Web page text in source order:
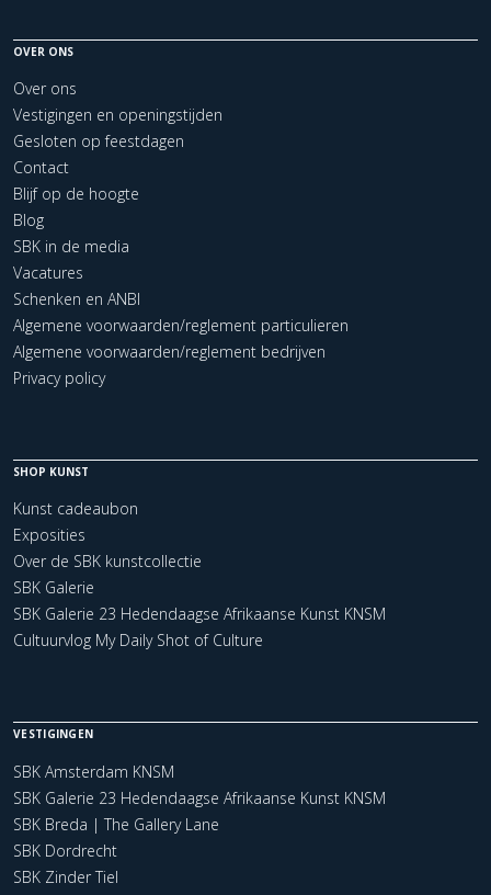
OVER ONS
Over ons
Vestigingen en openingstijden
Gesloten op feestdagen
Contact
Blijf op de hoogte
Blog
SBK in de media
Vacatures
Schenken en ANBI
Algemene voorwaarden/reglement particulieren
Algemene voorwaarden/reglement bedrijven
Privacy policy
SHOP KUNST
Kunst cadeaubon
Exposities
Over de SBK kunstcollectie
SBK Galerie
SBK Galerie 23 Hedendaagse Afrikaanse Kunst KNSM
Cultuurvlog My Daily Shot of Culture
VESTIGINGEN
SBK Amsterdam KNSM
SBK Galerie 23 Hedendaagse Afrikaanse Kunst KNSM
SBK Breda | The Gallery Lane
SBK Dordrecht
SBK Zinder Tiel